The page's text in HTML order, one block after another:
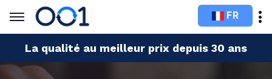
FR
La qualité au meilleur prix depuis 30 ans